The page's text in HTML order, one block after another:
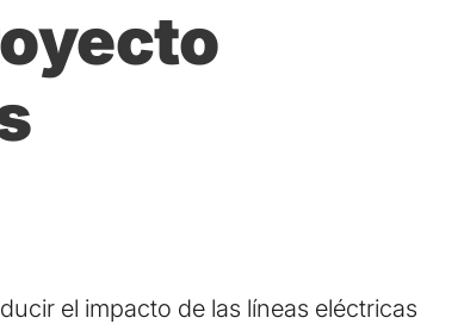
Equipo SEO/BIRDLIFE
Equipo E-REDES
Carraca Europea -Coracias garrulus
el impacto de las líneas eléctricas